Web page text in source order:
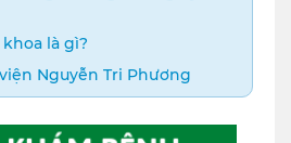
là gì?
Nguyễn Tri Phương